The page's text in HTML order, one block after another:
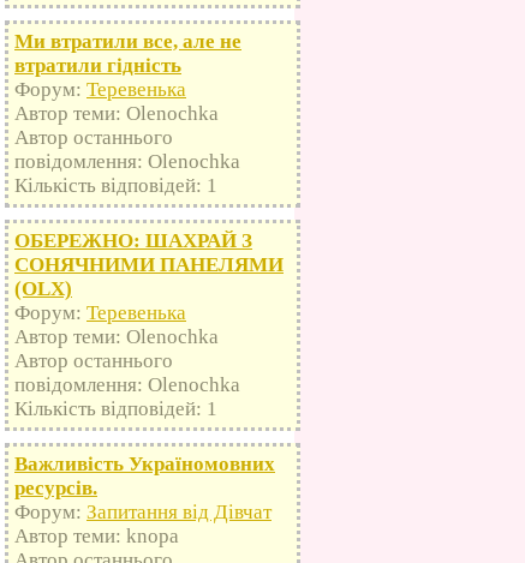
Ми втратили все, але не
втратили гідність
Форум: Теревенька
Автор теми: Olenochka
Автор останнього
повідомлення: Olenochka
Кількість відповідей: 1
ОБЕРЕЖНО: ШАХРАЙ З
СОНЯЧНИМИ ПАНЕЛЯМИ
(OLX)
Форум: Теревенька
Автор теми: Olenochka
Автор останнього
повідомлення: Olenochka
Кількість відповідей: 1
Важливість Україномовних
ресурсів.
Форум: Запитання від Дівчат
Автор теми: knopa